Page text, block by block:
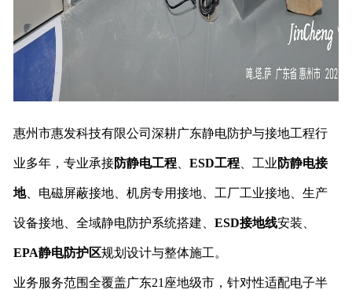
惠州市惠发科技有限公司深耕广东静电防护与接地工程行
业多年，专业承接防静电工程、 ESD工程、工业 防静电接
地、电磁屏蔽接地、机房专用接地、工厂工业接地、生产
设备接地、全域静电防护系统搭建、 ESD接地线安装、
EPA静电防护区规划设计与整体施工。
业务服务范围全覆盖广东21座地级市，针对性适配电子半